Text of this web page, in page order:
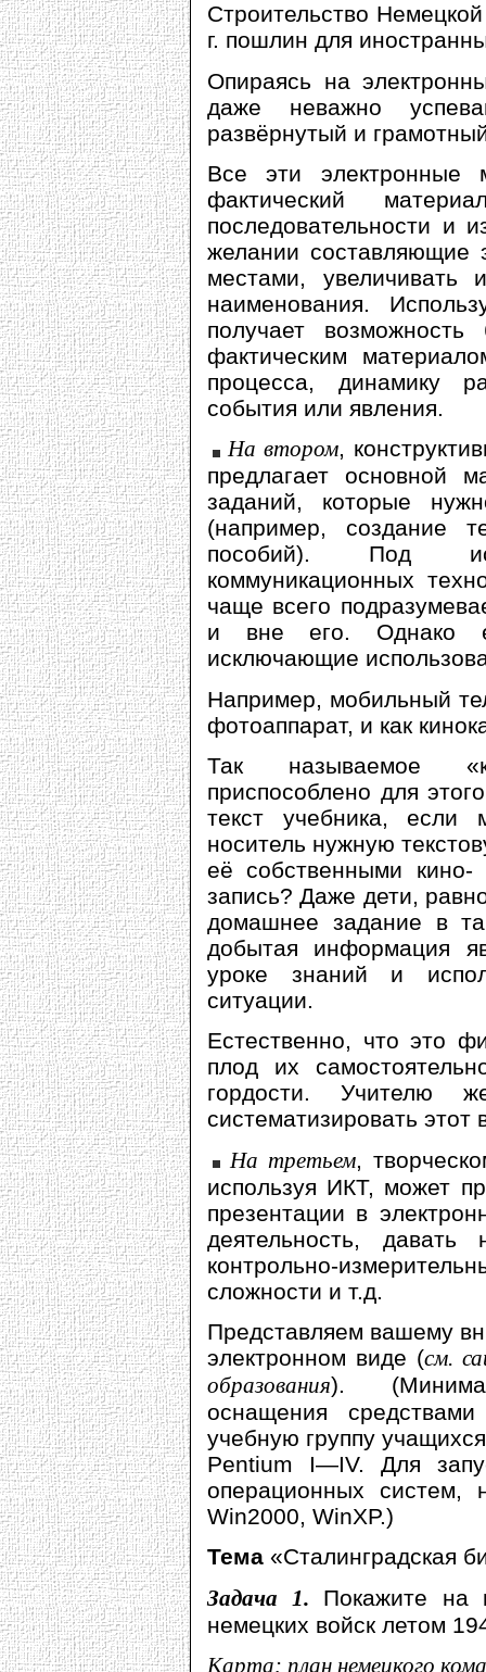
Строительство
г. пошлин для
Опираясь на
даже неважно
развёрнутый и
Все эти электронные
фактический
последовательности и
желании составляющие
местами, увеличивать
наименования.
получает возможность
фактическим
процесса, динамику
события или явления.
На втором,
предлагает основной
заданий, которые
(например, создание
пособий). Под
коммуникационных
чаще всего
и вне его. Однако
исключающие
Например, мобильный
фотоаппарат, и как
Так называемое
приспособлено для
текст учебника, если
носитель нужную
её собственными кино-
запись? Даже дети,
домашнее задание в
добытая информация
уроке знаний и
ситуации.
Естественно, что это
плод их
гордости. Учителю
систематизировать
На третьем ,
используя ИКТ, может
презентации в
деятельность,
контрольно-
сложности и т.д.
Представляем вашему
электронном виде (см.
образования).
оснащения
учебную группу
Pentium I—IV. Для
операционных
Win2000, WinXP.)
Тема «Сталинградская
Задача 1. Покажите на
немецких войск летом
Карта: план немецкого